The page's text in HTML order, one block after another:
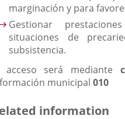
marginación y para
Gestionar
situaciones de
subsistencia.
acceso será mediante
municipal 010
information